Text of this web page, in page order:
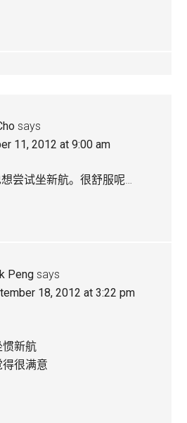
says
11, 2012 at 9:00 am
尝试坐新航。很舒服呢…
Peng says
18, 2012 at 3:22 pm
惯新航
很满意